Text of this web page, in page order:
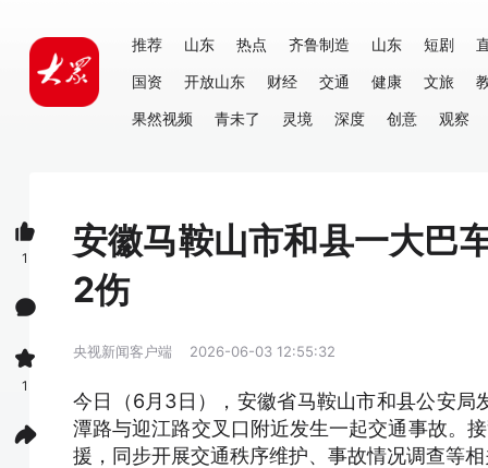
推荐 山东 热点 齐鲁制造 山东 短剧
国资
开放山东 财经 交通 健康 文旅
果然视频
青未了 灵境 深度 创意 观察
安徽马鞍山市和县一大巴
2伤
央视新闻客户端 2026-06-03 12:55:32
今日（6月3日），安徽省马鞍山市和县公安
潭路与迎江路交叉口附近发生一起交通事故。
援，同步开展交通秩序维护、事故情况调查等
1
1